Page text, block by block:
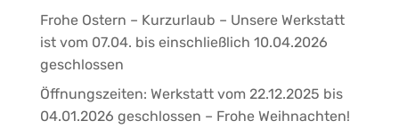
Frohe Ostern – Kurzurlaub – Unsere Werkstatt
ist vom 07.04. bis einschließlich 10.04.2026
geschlossen
Öffnungszeiten: Werkstatt vom 22.12.2025 bis
04.01.2026 geschlossen – Frohe Weihnachten!